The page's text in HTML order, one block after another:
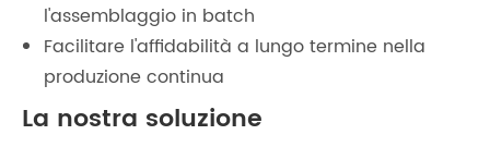
l'assemblaggio in batch
Facilitare l'affidabilità a lungo termine nella
produzione continua
La nostra soluzione